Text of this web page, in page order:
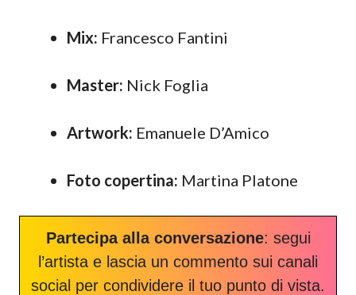
Mix: Francesco Fantini
Master: Nick Foglia
Artwork: Emanuele D’Amico
Foto copertina: Martina Platone
Partecipa alla conversazione: segui
l’artista e lascia un commento sui canali
social per condividere il tuo punto di vista.